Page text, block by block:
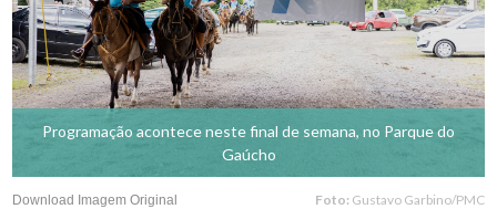
Programação acontece neste final de semana, no Parque do
Gaúcho
Download Imagem Original Foto: Gustavo Garbino/PMC